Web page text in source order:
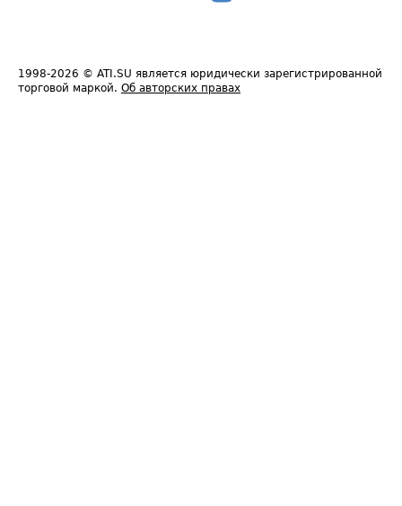
1998-2026 © ATI.SU является юридически зарегистрированной
торговой маркой. Об авторских правах